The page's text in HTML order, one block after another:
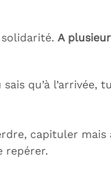
A
qu’à l’arrivée,
capituler mais
repérer.